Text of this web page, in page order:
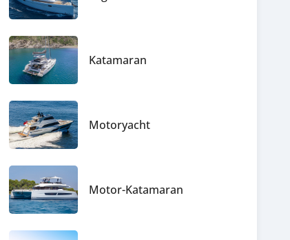
Katamaran
Motoryacht
Motor-Katamaran